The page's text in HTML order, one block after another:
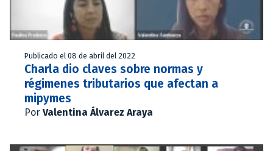
Publicado el 08 de abril del 2022
Charla dio claves sobre normas y
régimenes tributarios que afectan a
mipymes
Por Valentina Álvarez Araya